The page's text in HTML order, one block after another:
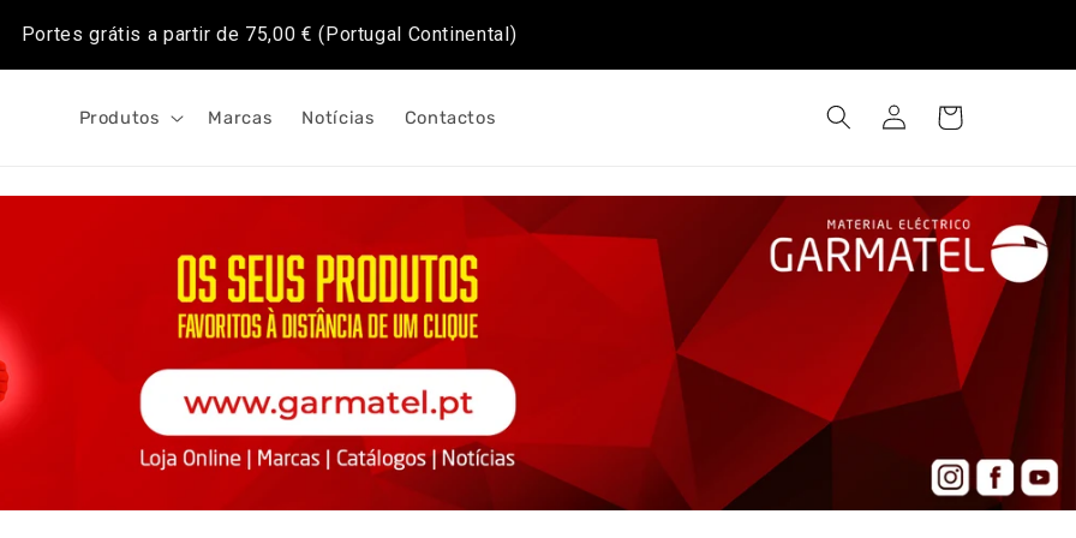
Portes grátis a partir de 75,00 € (Portugal Continental)
Produtos Marcas Notícias Contactos
Iniciar
sessão
Carrinho